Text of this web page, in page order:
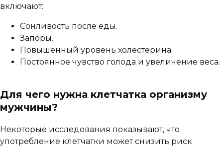
включают:
Сонливость после еды.
Запоры.
Повышенный уровень холестерина.
Постоянное чувство голода и увеличение веса.
Для чего нужна клетчатка организму
мужчины?
Некоторые исследования показывают, что
употребление клетчатки может снизить риск